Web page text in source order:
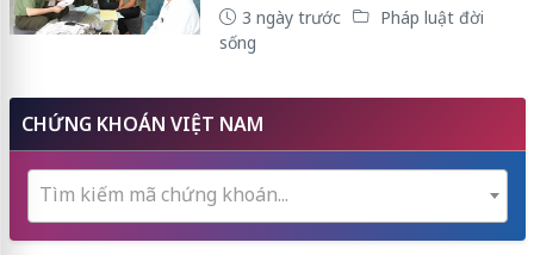
3 ngày trước
Pháp luật đời
sống
CHỨNG KHOÁN VIỆT NAM
Tìm kiếm mã chứng khoán...